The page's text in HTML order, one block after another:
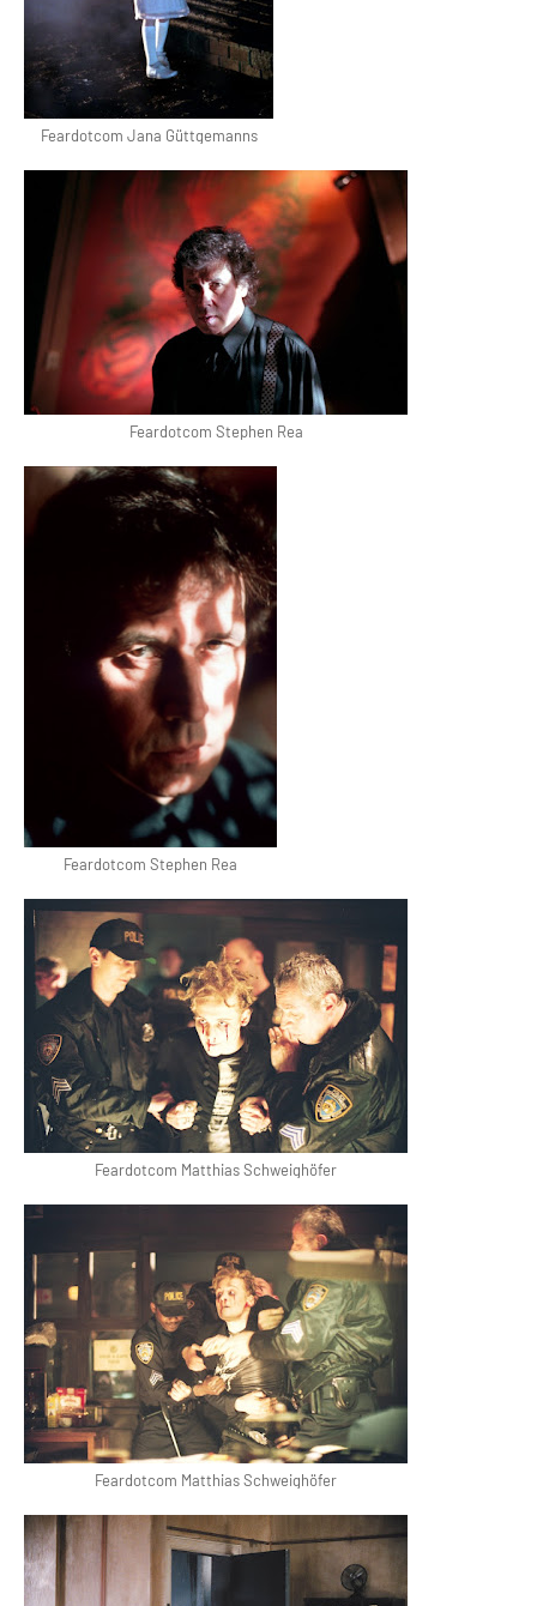
Feardotcom Jana Güttgemanns
Feardotcom Stephen Rea
Feardotcom Stephen Rea
Feardotcom Matthias Schweighöfer
Feardotcom Matthias Schweighöfer